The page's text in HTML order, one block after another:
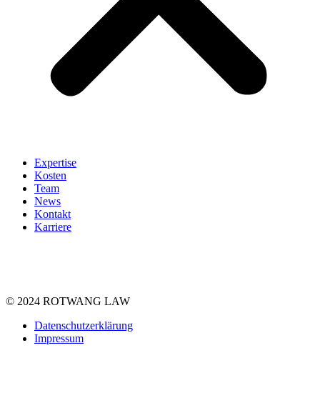
Expertise
Kosten
Team
News
Kontakt
Karriere
© 2024 ROTWANG LAW
Datenschutzerklärung
Impressum